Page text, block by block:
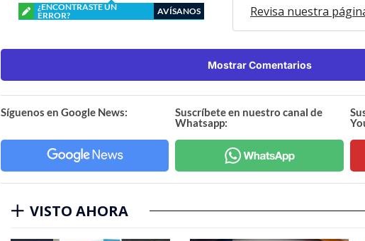
¿ENCONTRASTE UN
ERROR?
AVÍSANOS Revisa nuestra
Mostrar Comentarios
Síguenos en Google News:
Suscríbete en nuestro canal de
Whatsapp:
VISTO AHORA